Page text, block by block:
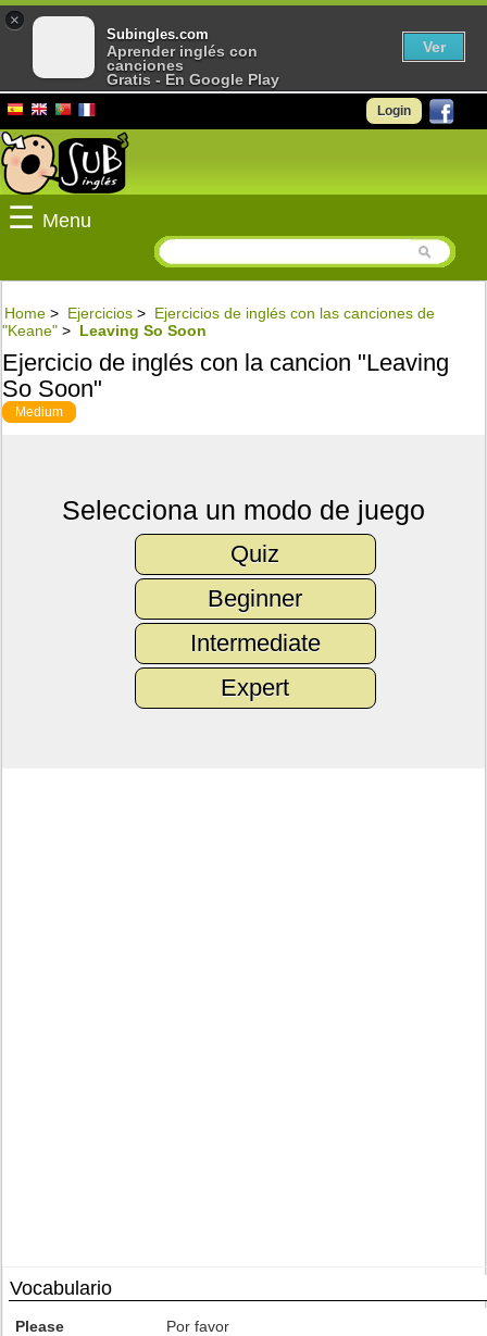
Login
☰ Menu
Home > Ejercicios > Ejercicios de inglés con las canciones de
"Keane" > Leaving So Soon
Ejercicio de inglés con la cancion "Leaving
So Soon"
Medium
Selecciona un modo de juego
Quiz
Beginner
Intermediate
Expert
Vocabulario
Please Por favor
×
Subingles.com
Aprender inglés con
canciones
Gratis - En Google Play
Ver